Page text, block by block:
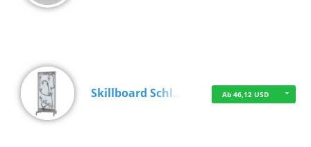
Skillboard Schl… Ab 46,12 USD